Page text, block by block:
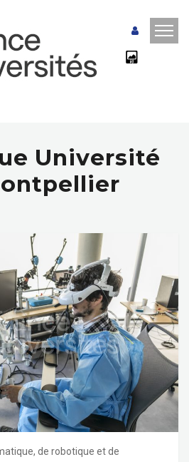
Université
de robotique et de